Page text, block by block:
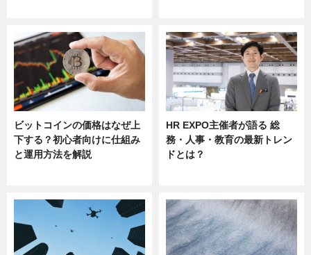
ビットコインの価格はなぜ上
下する？初心者向けに仕組み
と運用方法を解説
HR EXPO主催者が語る 総
務・人事・教育の最新トレン
ドとは？